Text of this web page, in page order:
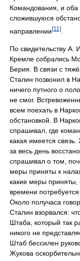
Командования, и оба
сложившуюся
направлении [11]
По свидетельству
Кремле собрались
Берия. В связи с
Сталин позвонил в
ничего путного о
не смог.
всем поехать в
обстановкой. В
спрашивал, где
какая имеется
за весь день
спрашивал о том,
меры приняты к
какие меры приняты,
времени
Около получаса
Сталин взорвался:
Штаба, который так
никого не
Штаб бессилен
Жукова